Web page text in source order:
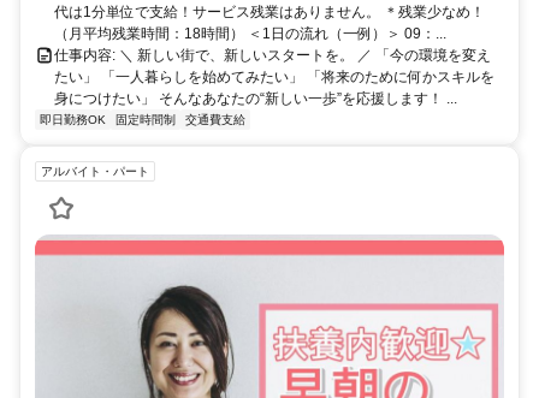
代は1分単位で支給！サービス残業はありません。 ＊残業少なめ！
（月平均残業時間：18時間） ＜1日の流れ（一例）＞ 09：...
仕事内容: ＼ 新しい街で、新しいスタートを。 ／ 「今の環境を変え
たい」 「一人暮らしを始めてみたい」 「将来のために何かスキルを
身につけたい」 そんなあなたの“新しい一歩”を応援します！ ...
即日勤務OK 固定時間制 交通費支給
アルバイト・パート